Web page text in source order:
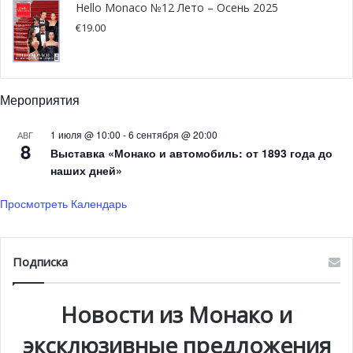
конкурируют на этой сцене? eRallye Monte-Carlo
является прекрасной возможностью заявить о себе и
обеспечить себе победу.
Богослужение в Православном
приходе Монако
Православный приход Святых Царственных Мучеников
Hello Monaco №12 Лето – Осень 2025
€19.00
Мероприятия
АВГ
8
1 июля @ 10:00 -6 сентября @ 20:00
Выставка «Монако и автомобиль: от 1893 года до
наших дней»
Просмотреть Календарь
Подписка
Новости из Монако и
эксклюзивные предложения